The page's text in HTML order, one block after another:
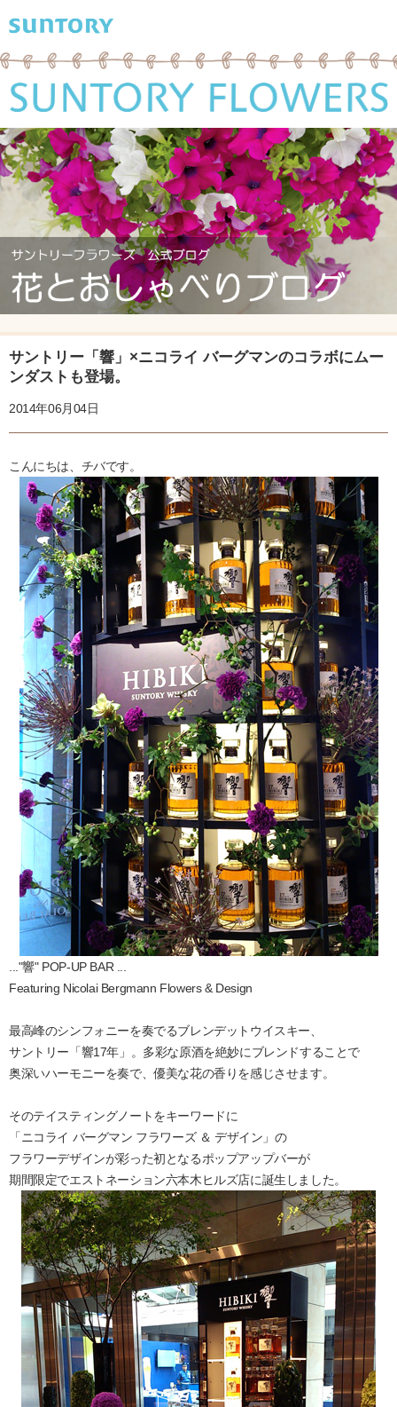
サントリー「響」×ニコライ バーグマンのコラボにムー
ンダストも登場。
2014年06月04日
こんにちは、チバです。
..."響" POP-UP BAR ...
Featuring Nicolai Bergmann Flowers & Design
最高峰のシンフォニーを奏でるブレンデットウイスキー、
サントリー「響17年」。多彩な原酒を絶妙にブレンドすることで
奥深いハーモニーを奏で、優美な花の香りを感じさせます。
そのテイスティングノートをキーワードに
「ニコライ バーグマン フラワーズ ＆ デザイン」の
フラワーデザインが彩った初となるポップアップバーが
期間限定でエストネーション六本木ヒルズ店に誕生しました。